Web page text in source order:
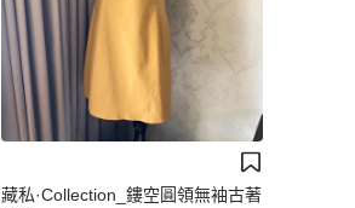
藏私·Collection_鏤空圓領無袖古著